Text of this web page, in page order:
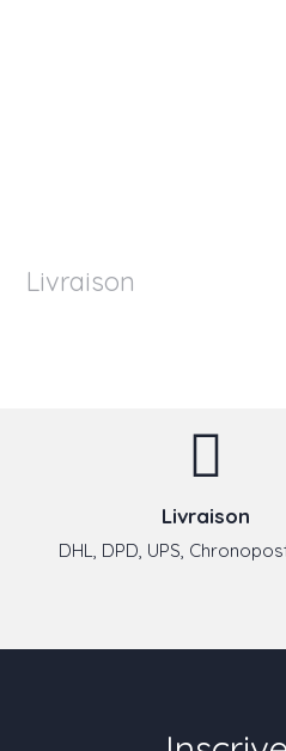
Livraison
Livraison
DHL, DPD, UPS,